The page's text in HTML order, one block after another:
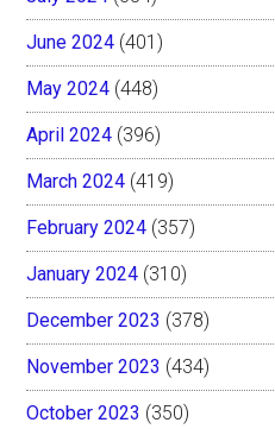
June 2024 (401)
May 2024 (448)
April 2024 (396)
March 2024 (419)
February 2024 (357)
January 2024 (310)
December 2023 (378)
November 2023 (434)
October 2023 (350)